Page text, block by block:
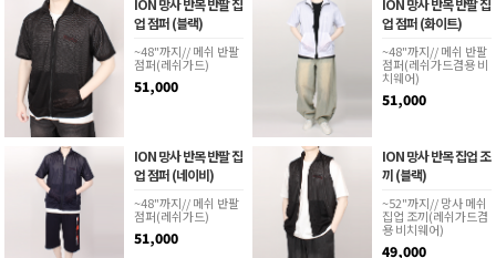
업 점퍼 (블랙)
~48"까지// 메쉬 반팔
점퍼(레쉬가드)
51,000
업 점퍼 (화이트)
~48"까지// 메쉬 반팔
점퍼(레쉬가드겸용 비
치웨어)
51,000
ION 망사 반목 반팔 집
업 점퍼 (네이비)
~48"까지// 메쉬 반팔
점퍼(레쉬가드)
51,000
ION 망사 반목 집업 조
끼 (블랙)
~52"까지// 망사 메쉬
집업 조끼(레쉬가드겸
용 비치웨어)
49,000